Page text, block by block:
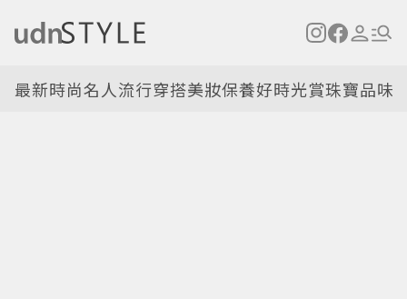
最新時尚名人流行穿搭美妝保養好時光賞珠寶品味